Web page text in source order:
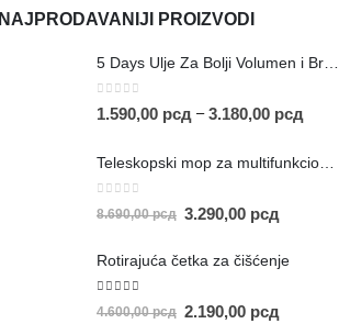
NAJPRODAVANIJI PROIZVODI
0 out of 5
1.590,00 рсд – 3.180,00 рсд
8.690,00рсд 3.290,00 рсд
Rotirajuća četka za čišćenje
5.00out of 5
4.600,00рсд 2.190,00 рсд